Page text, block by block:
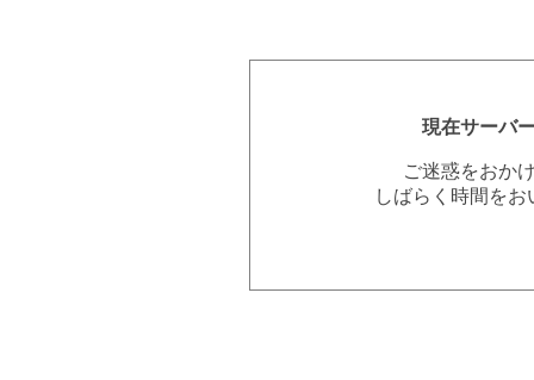
現在サーバ
ご迷惑をおか
しばらく時間を